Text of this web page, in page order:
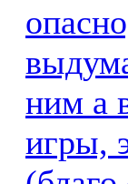
ним а
игры,